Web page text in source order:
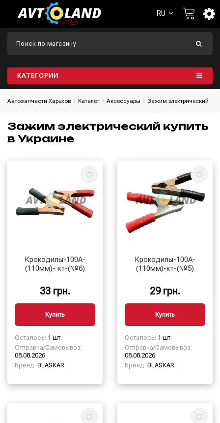
RU
КАТЕГОРИИ
Автозапчасти Харьков Каталог Aксессуары Зажим электрический
Зажим электрический купить
в Украине
Крокодилы-100А-
(110мм)- кт-(№6)
33 грн.
Купить
Осталось: 1 шт.
Отправка/Самовывоз:
08.08.2026
Бренд: BLASKAR
Крокодилы-100А-
(110мм)-кт-(№5)
29 грн.
Купить
Осталось: 1 шт.
Отправка/Самовывоз:
08.08.2026
Бренд: BLASKAR